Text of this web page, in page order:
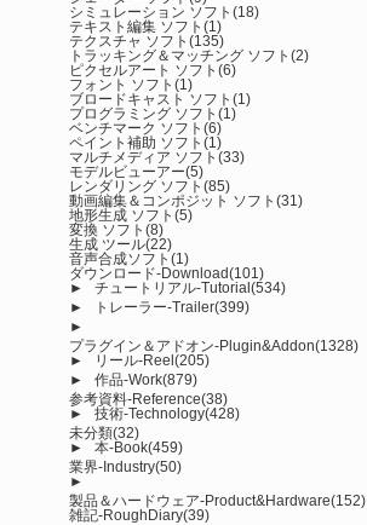
シミュレーション ソフト (18)
テキスト編集 ソフト (1)
テクスチャ ソフト (135)
トラッキング＆マッチング ソフト (2)
ピクセルアート ソフト (6)
フォント ソフト (1)
ブロードキャスト ソフト (1)
プログラミング ソフト (1)
ベンチマーク ソフト (6)
ペイント補助 ソフト (1)
マルチメディア ソフト (33)
モデルビューアー(5)
レンダリング ソフト (85)
動画編集＆コンポジット ソフト (31)
地形生成 ソフト (5)
変換 ソフト (8)
生成 ツール(22)
音声合成ソフト (1)
ダウンロード-Download(101)
►
チュートリアル-Tutorial(534)
►
トレーラー-Trailer(399)
►
プラグイン＆アドオン-Plugin&Addon(1328)
►
リール-Reel(205)
►
作品-Work(879)
参考資料-Reference(38)
►
技術-Technology(428)
未分類(32)
►
本-Book(459)
業界-Industry(50)
►
製品＆ハードウェア-Product&Hardware(152)
雑記-RoughDiary(39)